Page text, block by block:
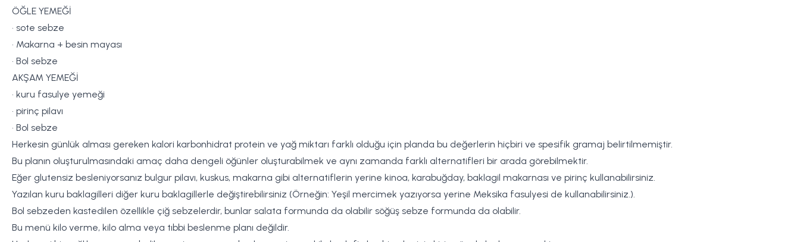
ÖĞLE YEMEĞİ
• sote sebze
• Makarna + besin mayası
• Bol sebze
AKŞAM YEMEĞİ
• kuru fasulye yemeği
• pirinç pilavı
• Bol sebze
Herkesin günlük alması gereken kalori karbonhidrat protein ve yağ miktarı farklı olduğu için planda bu değerlerin hiçbiri ve spesifik gramaj belirtilmemiştir.
Bu planın oluşturulmasındaki amaç daha dengeli öğünler oluşturabilmek ve aynı zamanda farklı alternatifleri bir arada görebilmektir.
Eğer glutensiz besleniyorsanız bulgur pilavı, kuskus, makarna gibi alternatiflerin yerine kinoa, karabuğday, baklagil makarnası ve pirinç kullanabilirsiniz.
Yazılan kuru baklagilleri diğer kuru baklagillerle değiştirebilirsiniz (Örneğin: Yeşil mercimek yazıyorsa yerine Meksika fasulyesi de kullanabilirsiniz.).
Bol sebzeden kastedilen özellikle çiğ sebzelerdir, bunlar salata formunda da olabilir söğüş sebze formunda da olabilir.
Bu menü kilo verme, kilo alma veya tıbbi beslenme planı değildir.